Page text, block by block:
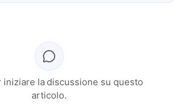
iniziare la discussione su questo
articolo.